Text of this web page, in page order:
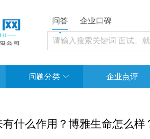
问答 企业口碑
问题分类 企业点评
有什么作用？博雅生命怎么